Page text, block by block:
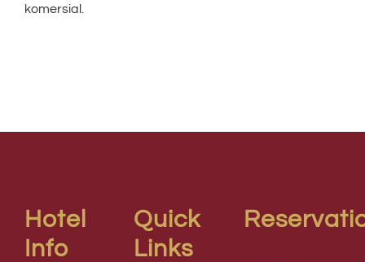
komersial.
Hotel
Info
Quick
Links